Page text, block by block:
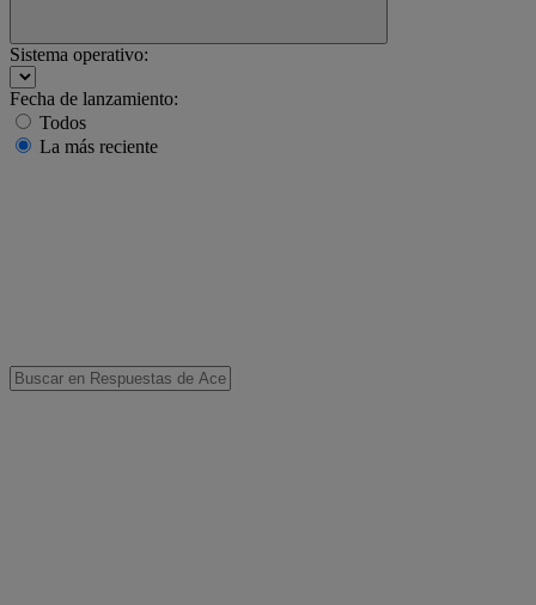
Sistema operativo:
Fecha de lanzamiento:
Todos
La más reciente